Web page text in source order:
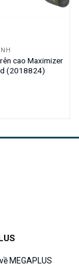
cao Maximizer
(2018824)
MEGAPLUS